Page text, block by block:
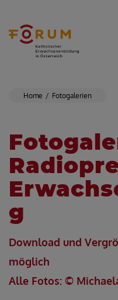
Home Fotogalerien
g
Download und
möglich
Alle Fotos: ©